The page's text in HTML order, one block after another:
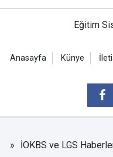
Eğitim
Anasayfa Künye
İOKBS ve LGS